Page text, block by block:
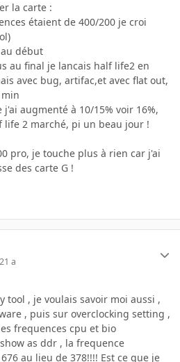
la carte :
étaient de 400/200 je croi
début
au final je lancais half life2 en
avec bug, artifac,et avec flat out,
augmenté à 10/15% voir 16%,
life 2 marché, pi un beau jour !
pro, je touche plus à rien car j'ai
des carte G !
21 a
tool , je voulais savoir moi aussi ,
, puis sur overclocking setting ,
frequences cpu et bio
as ddr , la frequence
au lieu de 378!!!! Est ce que je